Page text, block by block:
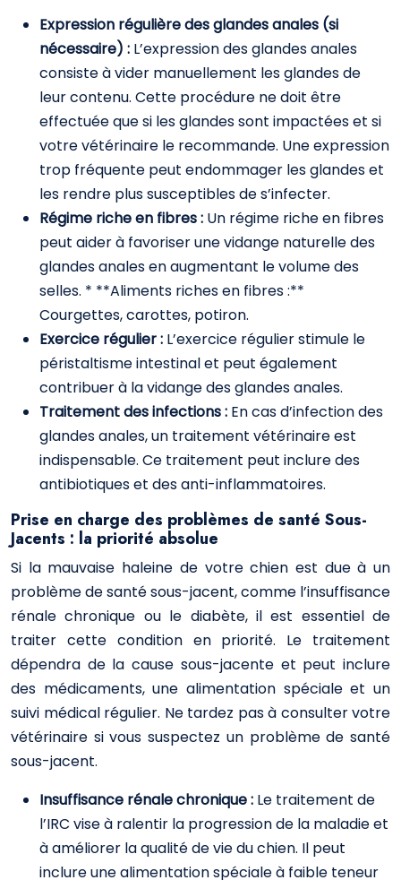
Expression régulière des glandes anales (si
nécessaire) : L’expression des glandes anales
consiste à vider manuellement les glandes de
leur contenu. Cette procédure ne doit être
effectuée que si les glandes sont impactées et si
votre vétérinaire le recommande. Une expression
trop fréquente peut endommager les glandes et
les rendre plus susceptibles de s’infecter.
Régime riche en fibres : Un régime riche en fibres
peut aider à favoriser une vidange naturelle des
glandes anales en augmentant le volume des
selles. * **Aliments riches en fibres :**
Courgettes, carottes, potiron.
Exercice régulier : L’exercice régulier stimule le
péristaltisme intestinal et peut également
contribuer à la vidange des glandes anales.
Traitement des infections : En cas d’infection des
glandes anales, un traitement vétérinaire est
indispensable. Ce traitement peut inclure des
antibiotiques et des anti-inflammatoires.
Prise en charge des problèmes de santé Sous-
Jacents : la priorité absolue
Si la mauvaise haleine de votre chien est due à un
problème de santé sous-jacent, comme l’insuffisance
rénale chronique ou le diabète, il est essentiel de
traiter cette condition en priorité. Le traitement
dépendra de la cause sous-jacente et peut inclure
des médicaments, une alimentation spéciale et un
suivi médical régulier. Ne tardez pas à consulter votre
vétérinaire si vous suspectez un problème de santé
sous-jacent.
Insuffisance rénale chronique : Le traitement de
l’IRC vise à ralentir la progression de la maladie et
à améliorer la qualité de vie du chien. Il peut
inclure une alimentation spéciale à faible teneur